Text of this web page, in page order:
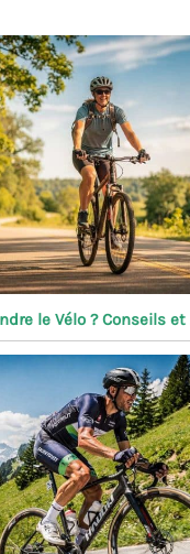
le Vélo ? Conseils